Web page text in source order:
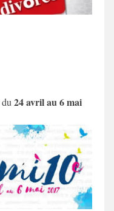
du 24 avril au 6 mai